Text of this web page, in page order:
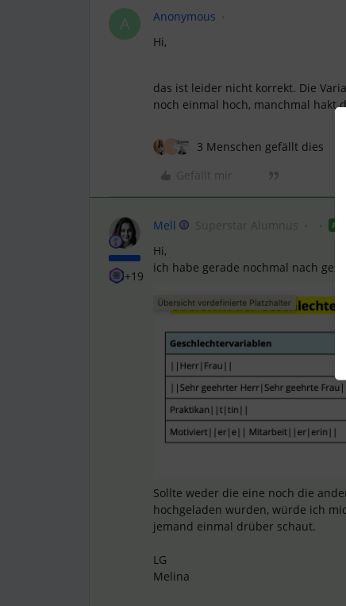
A Anonymous
Hi,
das ist leider nicht korrekt. Die
noch einmal hoch, manchmal hakt
3 Menschen gefällt dies
Gefällt mir
+19
Mell
Hi,
ich habe gerade nochmal nach
Sollte weder die eine noch die
hochgeladen wurden, würde ich
jemand einmal drüber schaut.
LG
Melina